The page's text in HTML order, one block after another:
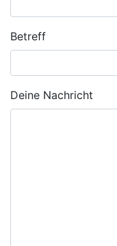
Betreff
Deine Nachricht